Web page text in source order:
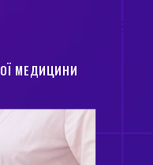
МЕДИЦИНИ